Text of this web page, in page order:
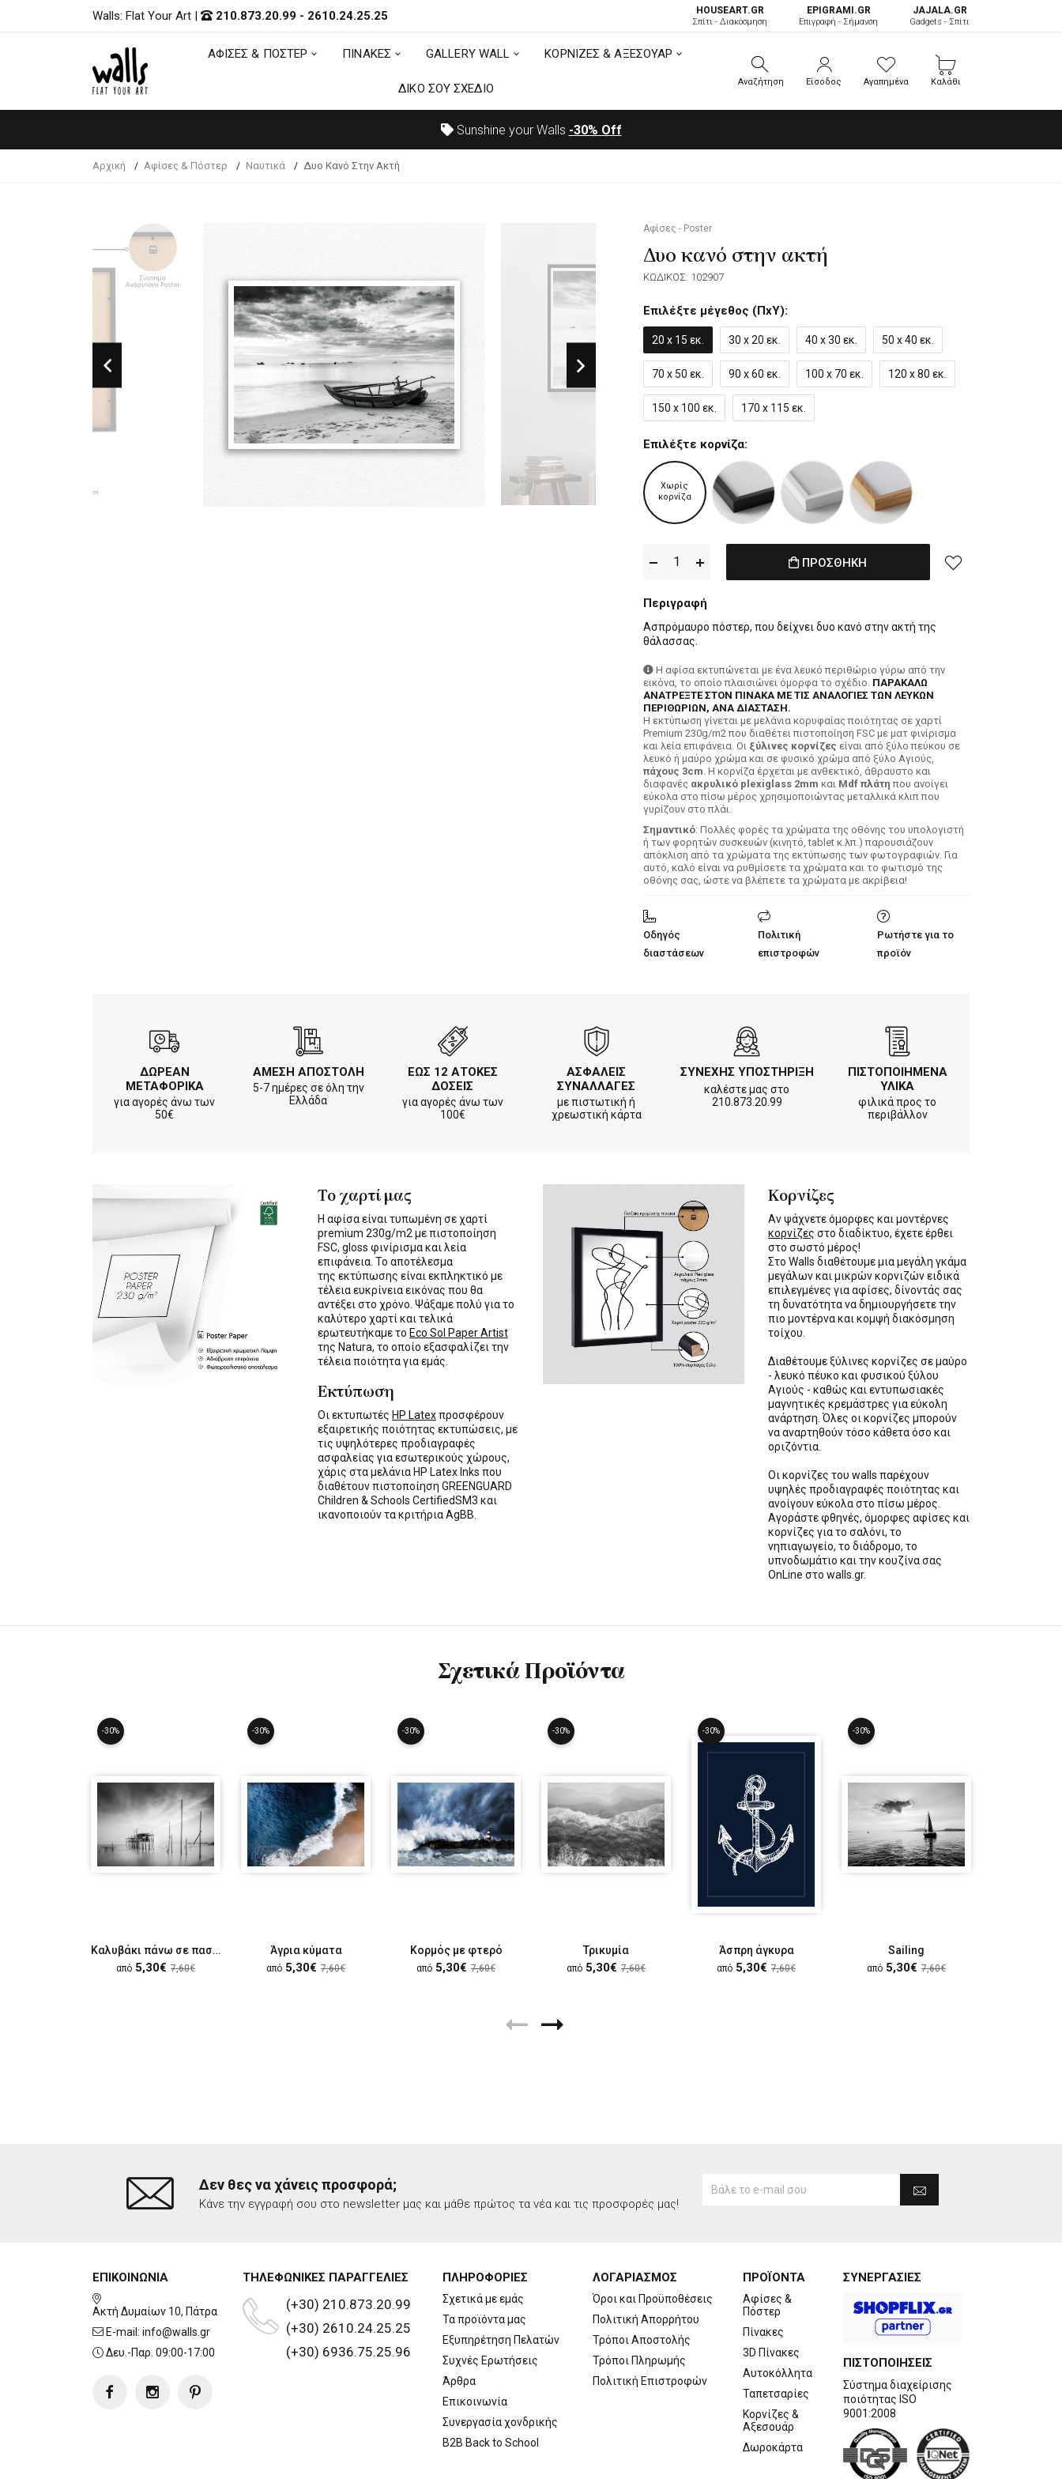
ΑΦΙΣΕΣ & ΠΟΣΤΕΡ ΠΙΝΑΚΕΣ
ΔΙΚΟ ΣΟΥ ΣΧΕΔΙΟ
Walls: Flat Your Art | 210.873.20.99 - 2610.24.25.25 HOUSEART.GR
Σπίτι - Διακόσμηση
ΕPIGRAMI.GR
Επιγραφή - Σήμανση
JAJALA.GR
Gadgets - Σπίτι
ΑΦΙΣΕΣ & ΠΟΣΤΕΡ ΠΙΝΑΚΕΣ GALLERY WALL ΚΟΡΝΙΖΕΣ & ΑΞΕΣΟΥΑΡ
ΔΙΚΟ ΣΟΥ ΣΧΕΔΙΟ Αναζήτηση Είσοδος Αγαπημένα Καλάθι
Sunshine your Walls -30% Off
Αρχική Αφίσες & Πόστερ Ναυτικά Δυο Κανό Στην Ακτή
Αφίσες - Poster
Δυο κανό στην ακτή
ΚΩΔΙΚΟΣ: 102907
Επιλέξτε μέγεθος (ΠxΥ):
20 x 15 εκ. 30 x 20 εκ. 40 x 30 εκ. 50 x 40 εκ.
70 x 50 εκ. 90 x 60 εκ. 100 x 70 εκ. 120 x 80 εκ.
150 x 100 εκ. 170 x 115 εκ.
Επιλέξτε κορνίζα:
Χωρίς
κορνίζα
ΠΡΟΣΘΗΚΗ
Περιγραφή
Ασπρόμαυρο πόστερ, που δείχνει δυο κανό στην ακτή της
θάλασσας.
Η αφίσα εκτυπώνεται με ένα λευκό περιθώριο γύρω από την
εικόνα, το οποίο πλαισιώνει όμορφα το σχέδιο. ΠΑΡΑΚΑΛΩ
ΑΝΑΤΡΕΞΤΕ ΣΤΟΝ ΠΙΝΑΚΑ ΜΕ ΤΙΣ ΑΝΑΛΟΓΙΕΣ ΤΩΝ ΛΕΥΚΩΝ
ΠΕΡΙΘΩΡΙΩΝ, ΑΝΑ ΔΙΑΣΤΑΣΗ.
H εκτύπωση γίνεται με μελάνια κορυφαίας ποιότητας σε χαρτί
Premium 230g/m2 που διαθέτει πιστοποίηση FSC με ματ φινίρισμα
και λεία επιφάνεια. Οι ξύλινες κορνίζες είναι από ξύλο πεύκου σε
λευκό ή μαύρο χρώμα και σε φυσικό χρώμα από ξύλο Αγιούς,
πάχους 3cm. Η κορνίζα έρχεται με ανθεκτικό, άθραυστο και
διαφανές ακρυλικό plexiglass 2mm και Mdf πλάτη που ανοίγει
εύκολα στο πίσω μέρος χρησιμοποιώντας μεταλλικά κλιπ που
γυρίζουν στο πλάι.
Σημαντικό: Πολλές φορές τα χρώματα της οθόνης του υπολογιστή
ή των φορητών συσκευών (κινητό, tablet κ.λπ.) παρουσιάζουν
απόκλιση από τα χρώματα της εκτύπωσης των φωτογραφιών. Για
αυτό, καλό είναι να ρυθμίσετε τα χρώματα και το φωτισμό της
οθόνης σας, ώστε να βλέπετε τα χρώματα με ακρίβεια!
Οδηγός
διαστάσεων
Πολιτική
επιστροφών
Ρωτήστε για το
προϊόν
ΔΩΡΕΑΝ
ΜΕΤΑΦΟΡΙΚΑ
για αγορές άνω των
50€
ΑΜΕΣΗ ΑΠΟΣΤΟΛΗ
5-7 ημέρες σε όλη την
Ελλάδα
ΕΩΣ 12 ΑΤΟΚΕΣ
ΔΟΣΕΙΣ
για αγορές άνω των
100€
ΑΣΦΑΛΕΙΣ
ΣΥΝΑΛΛΑΓΕΣ
με πιστωτική ή
χρεωστική κάρτα
ΣΥΝΕΧΗΣ ΥΠΟΣΤΗΡΙΞΗ
καλέστε μας στο
210.873.20.99
ΠΙΣΤΟΠΟΙΗΜΕΝΑ
ΥΛΙΚΑ
φιλικά προς το
περιβάλλον
Το χαρτί μας
Η αφίσα είναι τυπωμένη σε χαρτί
premium 230g/m2 με πιστοποίηση
FSC, gloss φινίρισμα και λεία
επιφάνεια. Το αποτέλεσμα
της εκτύπωσης είναι εκπληκτικό με
τέλεια ευκρίνεια εικόνας που θα
αντέξει στο χρόνο. Ψάξαμε πολύ για το
καλύτερο χαρτί και τελικά
ερωτευτήκαμε το Eco Sol Paper Artist
της Natura, το οποίο εξασφαλίζει την
τέλεια ποιότητα για εμάς.
Εκτύπωση
Οι εκτυπωτές HP Latexπροσφέρουν
εξαιρετικής ποιότητας εκτυπώσεις, με
τις υψηλότερες προδιαγραφές
ασφαλείας για εσωτερικούς χώρους,
χάρις στα μελάνια HP Latex Inks που
διαθέτουν πιστοποίηση GREENGUARD
Children & Schools CertifiedSM3 και
ικανοποιούν τα κριτήρια AgBB.
Κορνίζες
Αν ψάχνετε όμορφες και μοντέρνες
κορνίζες στο διαδίκτυο, έχετε έρθει
στο σωστό μέρος!
Στο Walls διαθέτουμε μια μεγάλη γκάμα
μεγάλων και μικρών κορνιζών ειδικά
επιλεγμένες για αφίσες, δίνοντάς σας
τη δυνατότητα να δημιουργήσετε την
πιο μοντέρνα και κομψή διακόσμηση
τοίχου.
Διαθέτουμε ξύλινες κορνίζες σε μαύρο
- λευκό πέυκο και φυσικού ξύλου
Αγιούς - καθώς και εντυπωσιακές
μαγνητικές κρεμάστρες για εύκολη
ανάρτηση. Όλες οι κορνίζες μπορούν
να αναρτηθούν τόσο κάθετα όσο και
οριζόντια.
Οι κορνίζες του walls παρέχουν
υψηλές προδιαγραφές ποιότητας και
ανοίγουν εύκολα στο πίσω μέρος.
Αγοράστε φθηνές, όμορφες αφίσες και
κορνίζες για το σαλόνι, το
νηπιαγωγείο, το διάδρομο, το
υπνοδωμάτιο και την κουζίνα σας
OnLine στο walls.gr.
Σχετικά Προϊόντα
-30%
Καλυβάκι πάνω σε πασσάλους
από 5,30€ 7,60€
-30%
Άγρια κύματα
από 5,30€ 7,60€
-30%
Κορμός με φτερό
από 5,30€ 7,60€
-30%
Τρικυμία
από 5,30€ 7,60€
-30%
Άσπρη άγκυρα
από 5,30€ 7,60€
-30%
Sailing
από 5,30€ 7,60€
Δεν θες να χάνεις προσφορά;
Κάνε την εγγραφή σου στο newsletter μας και μάθε πρώτος τα νέα και τις προσφορές μας!
ΕΠΙΚΟΙΝΩΝΙΑ
Ακτή Δυμαίων 10, Πάτρα
E-mail: info@walls.gr
Δευ.-Παρ. 09:00-17:00
ΤΗΛΕΦΩΝΙΚΕΣ ΠΑΡΑΓΓΕΛΙΕΣ
(+30) 210.873.20.99
(+30) 2610.24.25.25
(+30) 6936.75.25.96
ΠΛΗΡΟΦΟΡΙΕΣ
Σχετικά με εμάς
Τα προϊόντα μας
Εξυπηρέτηση Πελατών
Συχνές Ερωτήσεις
Άρθρα
Επικοινωνία
Συνεργασία χονδρικής
B2B Back to School
ΛΟΓΑΡΙΑΣΜΟΣ
Όροι και Προϋποθέσεις
Πολιτική Απορρήτου
Τρόποι Αποστολής
Τρόποι Πληρωμής
Πολιτική Επιστροφών
ΠΡΟΪΟΝΤΑ
Αφίσες &
Πόστερ
Πίνακες
3D Πίνακες
Αυτοκόλλητα
Ταπετσαρίες
Κορνίζες &
Αξεσουάρ
Δωροκάρτα
ΣΥΝΕΡΓΑΣΙΕΣ
ΠΙΣΤΟΠΟΙΗΣΕΙΣ
Σύστημα διαχείρισης
ποιότητας ISO
9001:2008